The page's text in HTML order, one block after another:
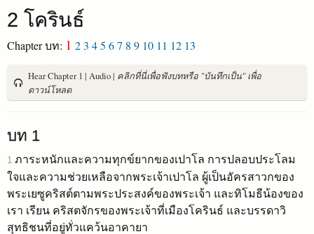
2 โครินธ์
Chapter บท: 1 23 45 67 8 9 10 11 12 13
Hear Chapter 1 | Audio | คลิกที่นี่เพื่อฟังบทหรือ "บันทึกเป็น" เพื่อ
ดาวน์โหลด
บท 1
1 ภาระหนักและความทุกข์ยากของเปาโล การปลอบประโลม
ใจและความช่วยเหลือจากพระเจ้าเปาโล ผู้เป็นอัครสาวกของ
พระเยซูคริสต์ตามพระประสงค์ของพระเจ้า และทิโมธีน้องของ
เรา เรียน คริสตจักรของพระเจ้าที่เมืองโครินธ์ และบรรดาวิ
สุทธิชนที่อยู่ทั่วแคว้นอาคายา